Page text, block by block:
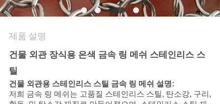
기
뉴
스
사
제품 설명
건물 외관 장식용 은색 금속 링 메쉬 스테인리스 스
틸
건물 외관용 스테인리스 스틸 금속 링 메쉬 설명:
저희 금속 링 메쉬는 고품질 스테인리스 스틸, 탄소강, 구리,